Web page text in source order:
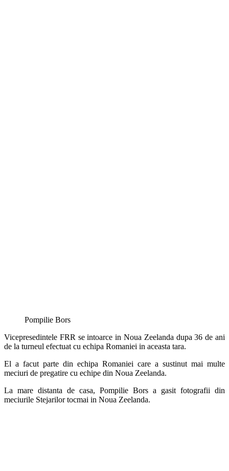
Pompilie Bors
Vicepresedintele FRR se intoarce in Noua Zeelanda dupa 36 de ani
de la turneul efectuat cu echipa Romaniei in aceasta tara.
El a facut parte din echipa Romaniei care a sustinut mai multe
meciuri de pregatire cu echipe din Noua Zeelanda.
La mare distanta de casa, Pompilie Bors a gasit fotografii din
meciurile Stejarilor tocmai in Noua Zeelanda.